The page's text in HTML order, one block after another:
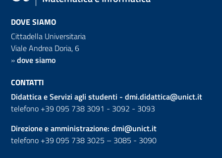
DOVE SIAMO
Cittadella Universitaria
Viale Andrea Doria, 6
»dove siamo
CONTATTI
Didattica e Servizi agli studenti - dmi.didattica@unict.it
telefono +39 095 738 3091 - 3092 - 3093
Direzione e amministrazione: dmi@unict.it
telefono +39 095 738 3025 – 3085 - 3090